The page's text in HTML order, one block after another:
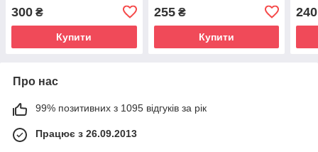
300 ₴
Купити
255₴
Купити
240
Про нас
99% позитивних з 1095 відгуків за рік
Працює з 26.09.2013